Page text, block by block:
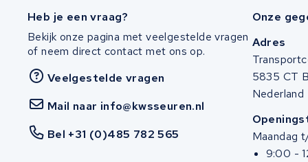
Stella
Winther
E-kuma
Heb je een vraag?
Bekijk onze pagina met veelgestelde vragen
of neem direct contact met ons op.
Veelgestelde vragen
Mail naar info@kwsseuren.nl
Bel +31 (0)485 782 565
Onze
Adres
5835 CT
Nederland
Maandag
9:00 -